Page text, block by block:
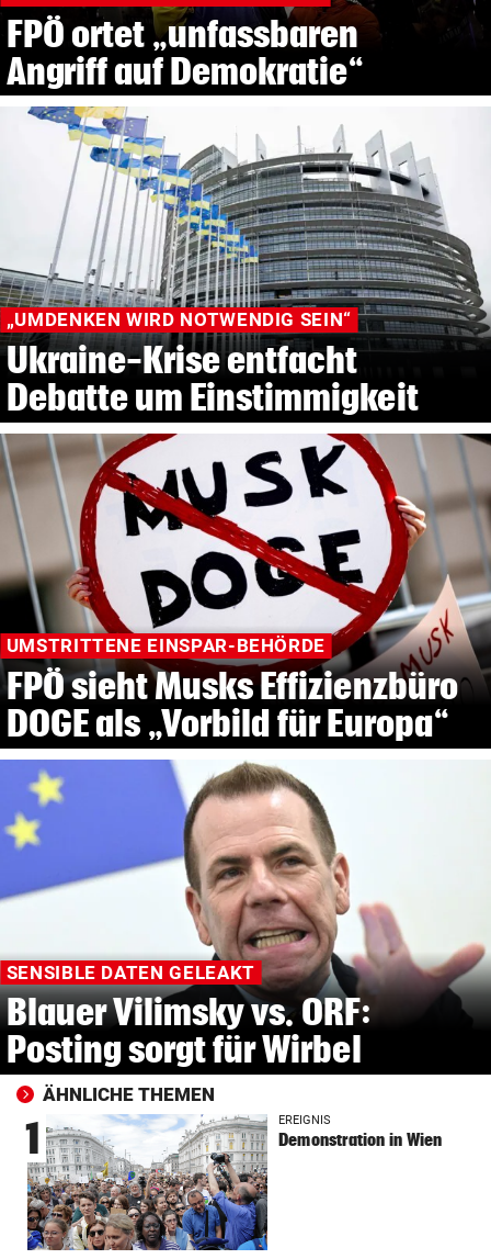
FPÖ ortet „unfassbaren
Angriff auf Demokratie“
„UMDENKEN WIRD NOTWENDIG SEIN“
Ukraine-Krise entfacht
Debatte um Einstimmigkeit
UMSTRITTENE EINSPAR-BEHÖRDE
FPÖ sieht Musks Effizienzbüro
DOGE als „Vorbild für Europa“
SENSIBLE DATEN GELEAKT
Blauer Vilimsky vs. ORF:
Posting sorgt für Wirbel
ÄHNLICHE THEMEN
1 EREIGNIS
Demonstration in Wien